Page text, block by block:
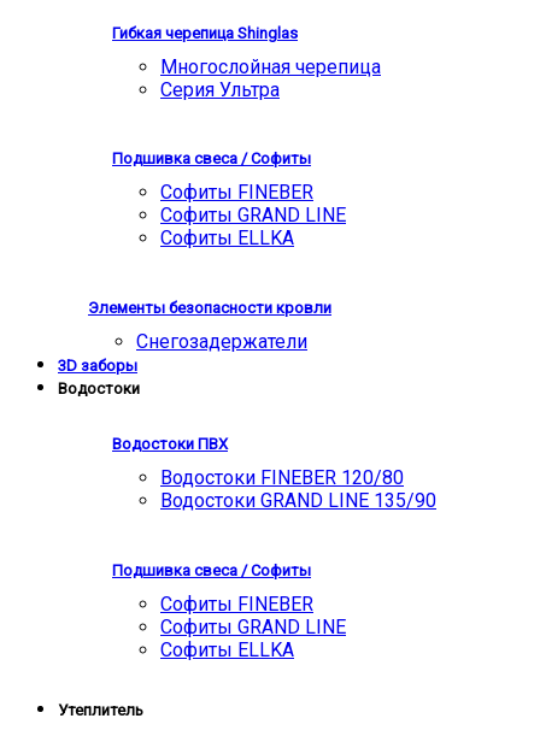
Гибкая черепица Shinglas
Многослойная черепица
Серия Ультра
Подшивка свеса / Софиты
Софиты FINEBER
Софиты GRAND LINE
Софиты ELLKA
Элементы безопасности кровли
Снегозадержатели
3D заборы
Водостоки
Водостоки ПВХ
Водостоки FINEBER 120/80
Водостоки GRAND LINE 135/90
Подшивка свеса / Софиты
Софиты FINEBER
Софиты GRAND LINE
Софиты ELLKA
Утеплитель